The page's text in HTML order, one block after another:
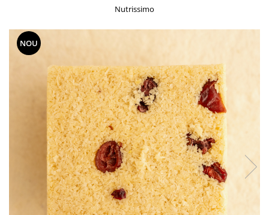
ÎNDULCITORI NATURALI / MIERE
OȚETURI ȘI SOSURI
SOSURI
FĂINĂ FĂRĂ GLUTEN
BĂUTURI / LAPTE VEGETAL
OREZ ȘI CEREALE
CREME ȘI PASTE TARTINABILE
CONDIMENTE
CEAIURI GRECEȘTI
CIOCOLATĂ ȘI CACAO
HEALTHY SNACKS
SUPERALIMENTE
Nutrissimo
NOU